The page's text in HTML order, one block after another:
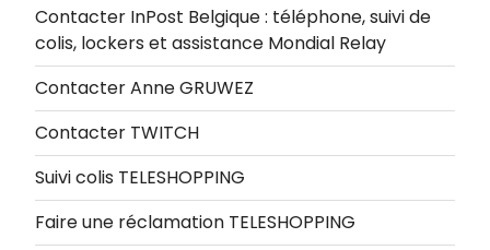
Contacter InPost Belgique : téléphone, suivi de
colis, lockers et assistance Mondial Relay
Contacter Anne GRUWEZ
Contacter TWITCH
Suivi colis TELESHOPPING
Faire une réclamation TELESHOPPING